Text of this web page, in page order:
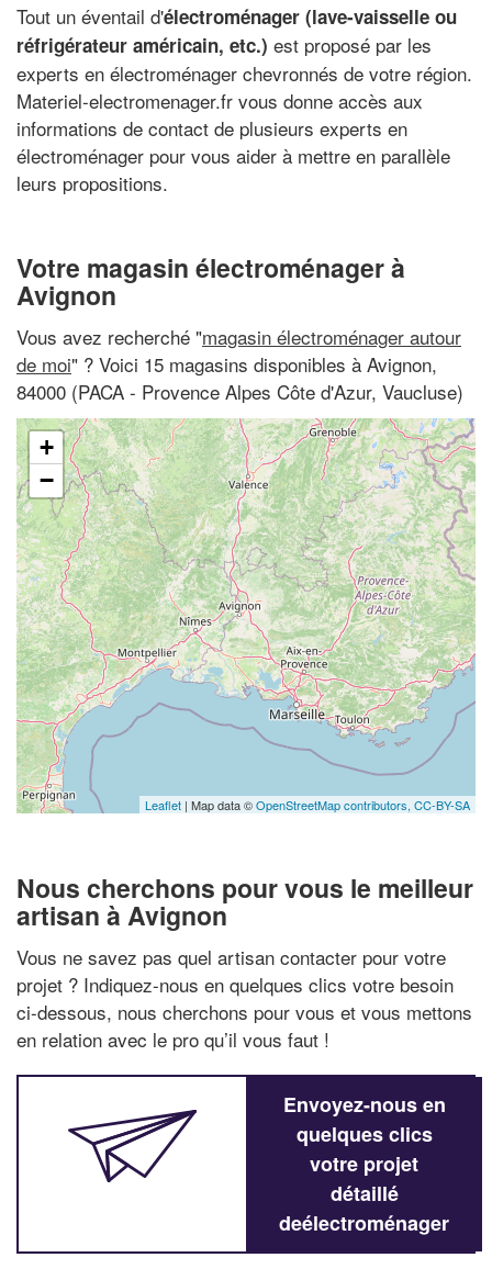
Tout un éventail d'électroménager (lave-vaisselle ou
réfrigérateur américain, etc.) est proposé par les
experts en électroménager chevronnés de votre région.
Materiel-electromenager.fr vous donne accès aux
informations de contact de plusieurs experts en
électroménager pour vous aider à mettre en parallèle
leurs propositions.
Votre magasin électroménager à
Avignon
Vous avez recherché "magasin électroménager autour
de moi" ? Voici 15 magasins disponibles à Avignon,
84000 (PACA - Provence Alpes Côte d'Azur, Vaucluse)
+
−
Leaflet | Map data ©OpenStreetMap contributors, CC-BY-SA
Nous cherchons pour vous le meilleur
artisan à Avignon
Vous ne savez pas quel artisan contacter pour votre
projet ? Indiquez-nous en quelques clics votre besoin
ci-dessous, nous cherchons pour vous et vous mettons
en relation avec le pro qu’il vous faut !
Envoyez-nous en
quelques clics
votre projet
détaillé
deélectroménager